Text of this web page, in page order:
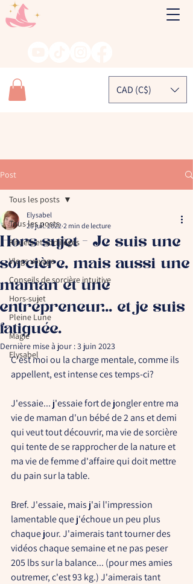
CAD (C$)
Post
Tous les posts
Rituels et sortilèges
Vlogs voyage
Conseils de sorcière intuitive
Hors-sujet
Pleine Lune
Magie
Elysabel
Tous les posts
Hors sujet - Je suis une
sorcière, mais aussi une
maman et une
entrepreneur... et je suis
fatiguée.
Elysabel
20 juil. 2022 2 min de lecture
Dernière mise à jour :3 juin 2023
C'est moi ou la charge mentale, comme ils
appellent, est intense ces temps-ci?
J'essaie... j'essaie fort de jongler entre ma
vie de maman d'un bébé de 2 ans et demi
qui veut tout découvrir, ma vie de sorcière
qui tente de se rapprocher de la nature et
ma vie de femme d'affaire qui doit mettre
du pain sur la table.
Bref. J'essaie, mais j'ai l'impression
lamentable que j'échoue un peu plus
chaque jour. J'aimerais tant tourner des
vidéos chaque semaine et ne pas peser
205 lbs sur la balance... (pour mes amies
outremer, c'est 93 kg.) J'aimerais tant